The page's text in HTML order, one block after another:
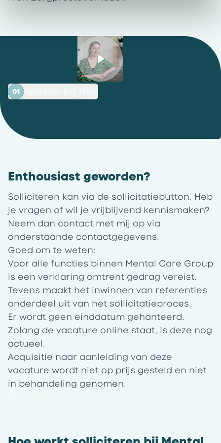
01
Enthousiast geworden?
Solliciteren kan via de sollicitatiebutton. Heb
je vragen of wil je vrijblijvend kennismaken?
Neem dan contact met mij op via
onderstaande contactgegevens.
Goed om te weten:
Voor alle functies binnen Mental Care Group
is een verklaring omtrent gedrag vereist.
Tevens maakt het inwinnen van referenties
onderdeel uit van het sollicitatieproces.
Er wordt geen einddatum gehanteerd.
Zolang de vacature online staat, is deze nog
actueel.
Acquisitie naar aanleiding van deze
vacature wordt niet op prijs gesteld en niet
in behandeling genomen.